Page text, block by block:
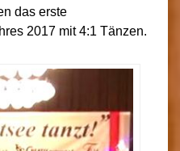
das erste
2017 mit 4:1 Tänzen.